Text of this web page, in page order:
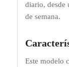
diario, desde
de semana.
Este modelo